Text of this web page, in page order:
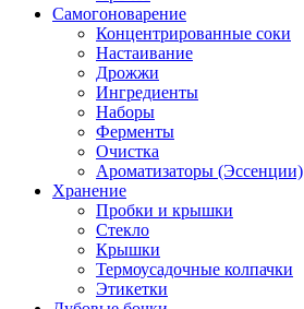
Самогоноварение
Концентрированные соки
Настаивание
Дрожжи
Ингредиенты
Наборы
Ферменты
Очистка
Ароматизаторы (Эссенции)
Хранение
Пробки и крышки
Стекло
Крышки
Термоусадочные колпачки
Этикетки